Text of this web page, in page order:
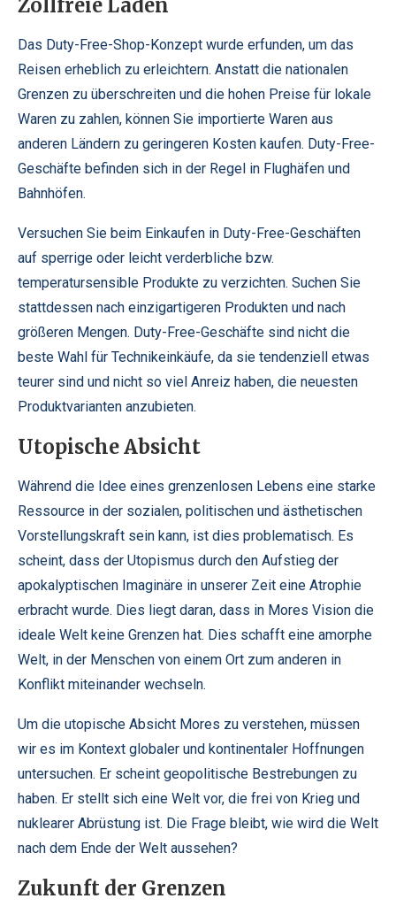
Zollfreie Läden
Das Duty-Free-Shop-Konzept wurde erfunden, um das
Reisen erheblich zu erleichtern. Anstatt die nationalen
Grenzen zu überschreiten und die hohen Preise für lokale
Waren zu zahlen, können Sie importierte Waren aus
anderen Ländern zu geringeren Kosten kaufen. Duty-Free-
Geschäfte befinden sich in der Regel in Flughäfen und
Bahnhöfen.
Versuchen Sie beim Einkaufen in Duty-Free-Geschäften
auf sperrige oder leicht verderbliche bzw.
temperatursensible Produkte zu verzichten. Suchen Sie
stattdessen nach einzigartigeren Produkten und nach
größeren Mengen. Duty-Free-Geschäfte sind nicht die
beste Wahl für Technikeinkäufe, da sie tendenziell etwas
teurer sind und nicht so viel Anreiz haben, die neuesten
Produktvarianten anzubieten.
Utopische Absicht
Während die Idee eines grenzenlosen Lebens eine starke
Ressource in der sozialen, politischen und ästhetischen
Vorstellungskraft sein kann, ist dies problematisch. Es
scheint, dass der Utopismus durch den Aufstieg der
apokalyptischen Imaginäre in unserer Zeit eine Atrophie
erbracht wurde. Dies liegt daran, dass in Mores Vision die
ideale Welt keine Grenzen hat. Dies schafft eine amorphe
Welt, in der Menschen von einem Ort zum anderen in
Konflikt miteinander wechseln.
Um die utopische Absicht Mores zu verstehen, müssen
wir es im Kontext globaler und kontinentaler Hoffnungen
untersuchen. Er scheint geopolitische Bestrebungen zu
haben. Er stellt sich eine Welt vor, die frei von Krieg und
nuklearer Abrüstung ist. Die Frage bleibt, wie wird die Welt
nach dem Ende der Welt aussehen?
Zukunft der Grenzen